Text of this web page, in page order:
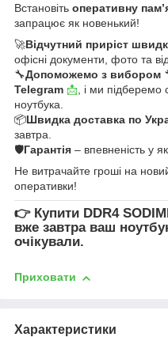
Встановіть оперативну
запрацює як новенький!
🚀Відчутний приріст
офісні документи, фото та
🔧Допоможемо з вибором
Telegram 📩 , і ми
ноутбука.
📦Швидка доставка по
завтра.
🛡Гарантія – впевненість у
Не витрачайте гроші на
оперативки!
👉 Купити DDR4
вже завтра ваш
очікували.
Приховати
Характеристики